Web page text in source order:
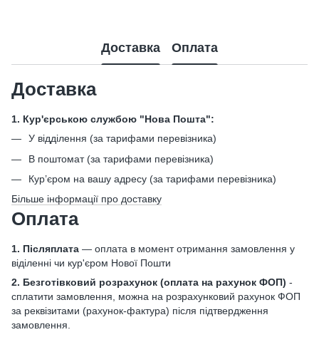
Доставка Оплата
Доставка
1. Кур'єрською службою "Нова Пошта":
У відділення (за тарифами перевізника)
В поштомат (за тарифами перевізника)
Кур’єром на вашу адресу (за тарифами перевізника)
Більше інформації про доставку
Оплата
1. Післяплата — оплата в момент отримання замовлення у
віділенні чи кур'єром Нової Пошти
2. Безготівковий розрахунок (оплата на рахунок ФОП) -
сплатити замовлення, можна на розрахунковий рахунок ФОП
за реквізитами (рахунок-фактура) після підтвердження
замовлення.